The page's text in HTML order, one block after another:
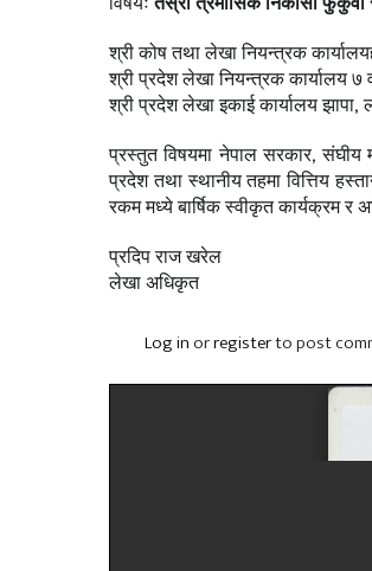
विषयःतेस्रो त्रैमासिक निकासा फुकुवा
श्री कोष तथा लेखा नियन्त्रक
श्री प्रदेश लेखा नियन्त्रक कार्यालय ७
श्री प्रदेश लेखा इकाई कार्यालय झापा,
प्रस्तुत विषयमा नेपाल सरकार, संघीय
प्रदेश तथा स्थानीय तहमा वित्तिय
रकम मध्ये बार्षिक स्वीकृत कार्यक्रम र
प्रदिप राज खरेल
लेखा अधिकृत
Log inorregisterto post